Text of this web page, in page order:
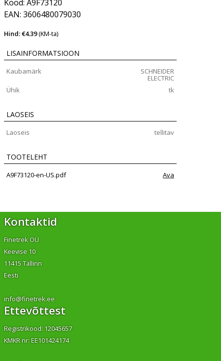
Kood: A9F73120
EAN: 3606480079030
Hind: €4.39(KM-ta)
LISAINFORMATSIOON
Kaubamärk SCHNEIDER
ELECTRIC
Ühik
tk
LAOSEIS
Laoseis tellitav
TOOTELEHT
A9F73120-en-US.pdf Ava
Kontaktid
Finetrek OÜ
Keevise 10
11415 Tallinn
Eesti
info@finetrek.ee
Ettevõttest
Registrikood: 12045657
KMKR nr: EE101424174